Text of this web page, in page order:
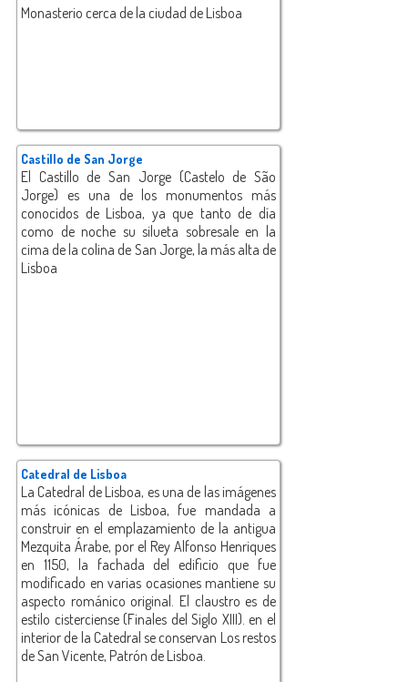
Monasterio cerca de la ciudad de Lisboa
Castillo de San Jorge
El Castillo de San Jorge (Castelo de São
Jorge) es una de los monumentos más
conocidos de Lisboa, ya que tanto de día
como de noche su silueta sobresale en la
cima de la colina de San Jorge, la más alta de
Lisboa
Catedral de Lisboa
La Catedral de Lisboa, es una de las imágenes
más icónicas de Lisboa, fue mandada a
construir en el emplazamiento de la antigua
Mezquita Árabe, por el Rey Alfonso Henriques
en 1150, la fachada del edificio que fue
modificado en varias ocasiones mantiene su
aspecto románico original. El claustro es de
estilo cisterciense (Finales del Siglo XIII). en el
interior de la Catedral se conservan Los restos
de San Vicente, Patrón de Lisboa.